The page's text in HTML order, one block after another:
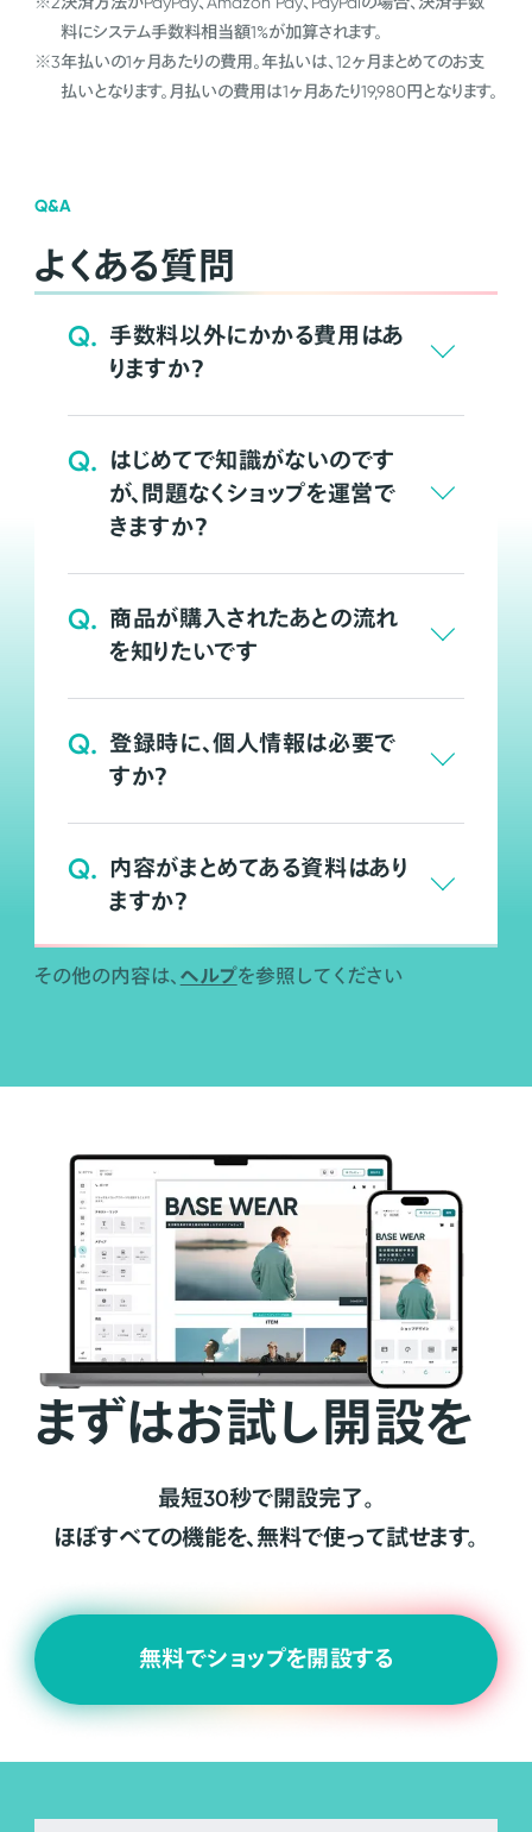
料にシステム手数料相当額1%が加算されます。
※3年払いの1ヶ月あたりの費用。年払いは、12ヶ月まとめてのお支
払いとなります。月払いの費用は1ヶ月あたり19,980円となります。
Q&A
よくある質問
Q. 手数料以外にかかる費用はあ
りますか？
Q. はじめてで知識がないのです
が、問題なくショップを運営で
きますか？
Q. 商品が購入されたあとの流れ
を知りたいです
Q. 登録時に、個人情報は必要で
すか？
Q. 内容がまとめてある資料はあり
ますか？
その他の内容は、 ヘルプを参照してください
まずはお試し開設を
最短30秒で開設完了。
ほぼすべての機能を、無料で使って試せます。
無料でショップを開設する